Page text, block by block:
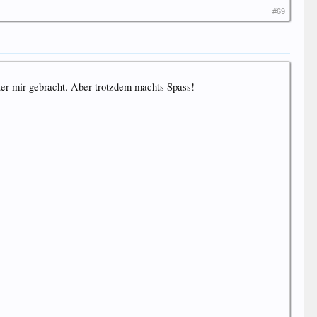
#69
mir gebracht. Aber trotzdem machts Spass!